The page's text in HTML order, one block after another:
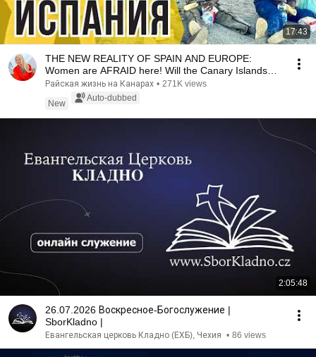
17:43
THE NEW REALITY OF SPAIN AND EUROPE:
Women are AFRAID here! Will the Canary Islands
repeat this n...
Райская жизнь на Канарах • 271K views
New
Auto-dubbed
2:05:48
26.07.2026 Воскресное-Богослужение |
SborKladno |
Евангельская церковь Кладно (ЕХБ), Чехия • 86 views